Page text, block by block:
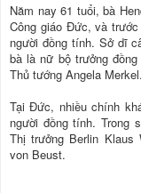
Năm nay 61 tuổi, bà
Công giáo Đức, và
người đồng tính. Sở dĩ
bà là nữ bộ trưởng
Thủ tướng Angela Merkel.
Tại Đức, nhiều chính
người đồng tính. Trong
Thị trưởng Berlin Klaus
von Beust.